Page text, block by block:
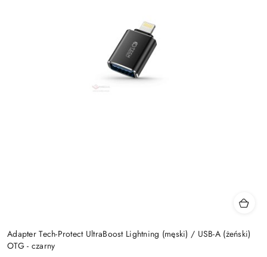
Adapter Tech-Protect UltraBoost Lightning (męski) / USB-A (żeński)
OTG - czarny